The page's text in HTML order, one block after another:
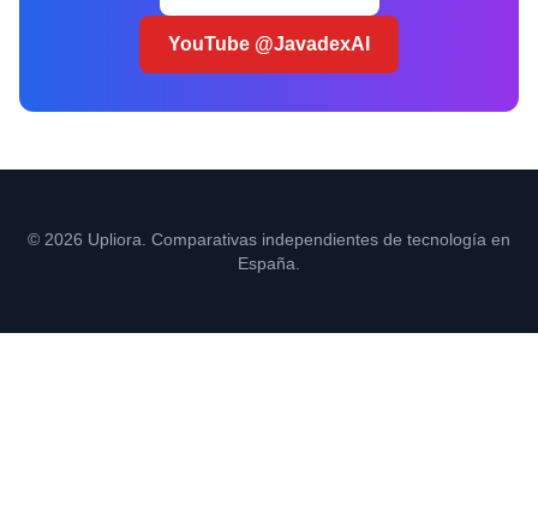
YouTube @JavadexAI
© 2026 Upliora. Comparativas independientes de tecnología en
España.